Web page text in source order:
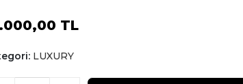
TL
LUXURY